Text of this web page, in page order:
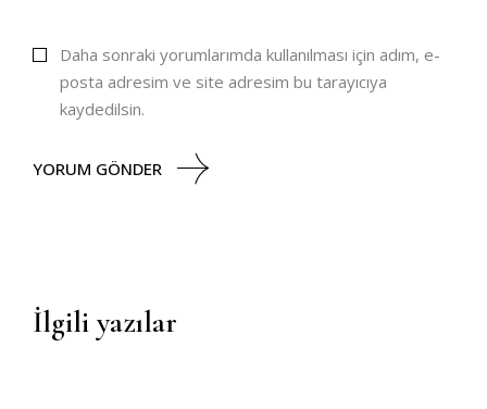
Daha sonraki yorumlarımda kullanılması için adım, e-
posta adresim ve site adresim bu tarayıcıya
kaydedilsin.
YORUM GÖNDER